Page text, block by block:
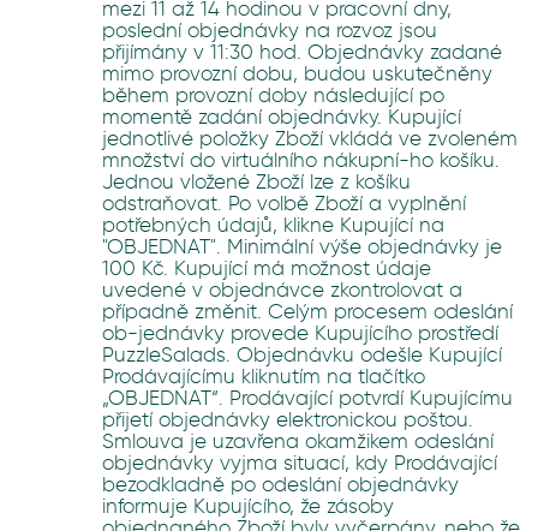
mezi 11 až 14 hodinou v pracovní dny,
poslední objednávky na rozvoz jsou
přijímány v 11:30 hod. Objednávky zadané
mimo provozní dobu, budou uskutečněny
během provozní doby následující po
momentě zadání objednávky. Kupující
jednotlivé položky Zboží vkládá ve zvoleném
množství do virtuálního nákupní-ho košíku.
Jednou vložené Zboží lze z košíku
odstraňovat. Po volbě Zboží a vyplnění
potřebných údajů, klikne Kupující na
"OBJEDNAT". Minimální výše objednávky je
100 Kč. Kupující má možnost údaje
uvedené v objednávce zkontrolovat a
případně změnit. Celým procesem odeslání
ob-jednávky provede Kupujícího prostředí
PuzzleSalads. Objednávku odešle Kupující
Prodávajícímu kliknutím na tlačítko
„OBJEDNAT“. Prodávající potvrdí Kupujícímu
přijetí objednávky elektronickou poštou.
Smlouva je uzavřena okamžikem odeslání
objednávky vyjma situací, kdy Prodávající
bezodkladně po odeslání objednávky
informuje Kupujícího, že zásoby